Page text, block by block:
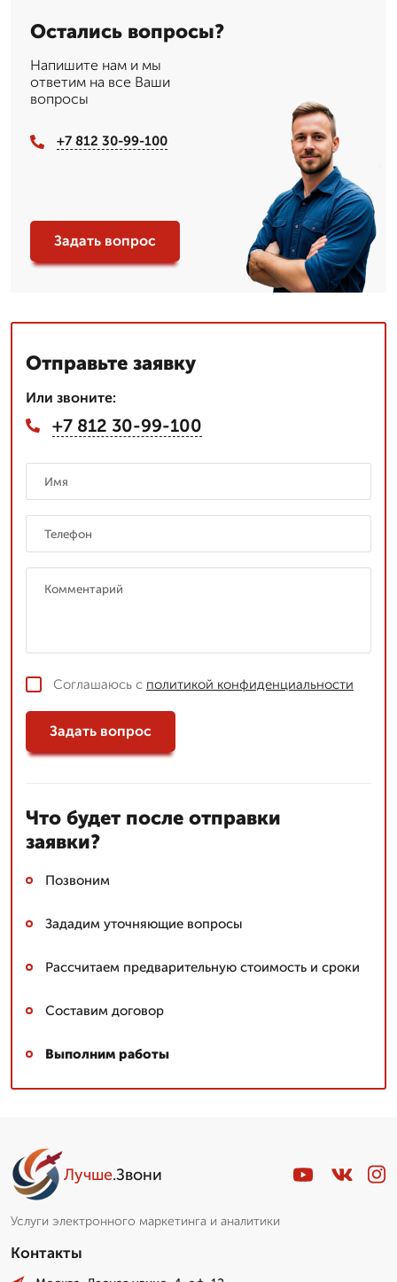
Остались вопросы?
Напишите нам и мы
ответим на все Ваши
вопросы
+7 812 30-99-100
Задать вопрос
Отправьте заявку
Или звоните:
+7 812 30-99-100
Соглашаюсь с политикой конфиденциальности
Задать вопрос
Что будет после отправки
заявки?
Позвоним
Зададим уточняющие вопросы
Рассчитаем предварительную стоимость и сроки
Составим договор
Выполним работы
Лучше.Звони
Услуги электронного маркетинга и аналитики
Контакты